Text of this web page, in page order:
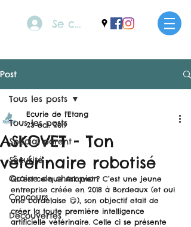
Se connecter
Post
Tous les posts
Spécial parent
Sécurité
Graine de champion
Concours
Découvertes
Tous les posts
ASKOVET - Ton
vétérinaire robotisé
Ecurie de l'Etang
23 oct. 2019
Qu’est ce que Askovet ? C’est une jeune
entreprise créée en 2018 à Bordeaux (et oui
une bordelaise 😋), son objectif etait de
créer la toute première intelligence
artificielle vétérinaire. Celle ci se présente